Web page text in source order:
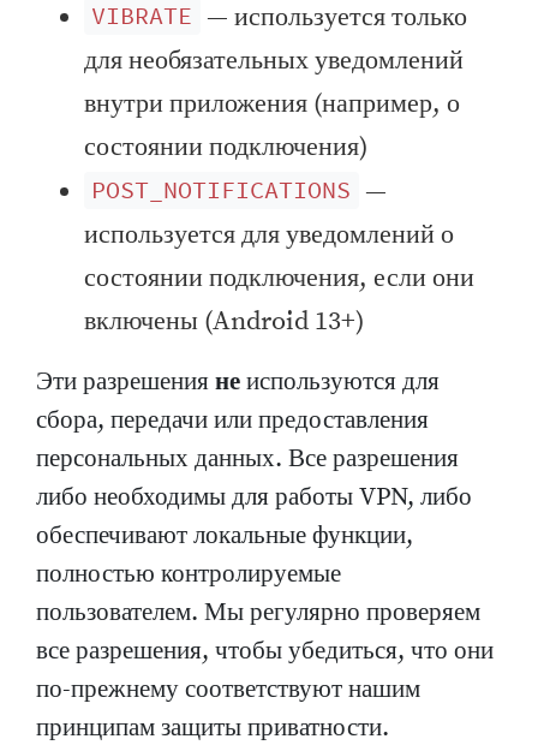
VIBRATE — используется только
для необязательных уведомлений
внутри приложения (например, о
состоянии подключения)
POST_NOTIFICATIONS —
используется для уведомлений о
состоянии подключения, если они
включены (Android 13+)
Эти разрешениянеиспользуются для
сбора, передачи или предоставления
персональных данных. Все разрешения
либо необходимы для работы VPN, либо
обеспечивают локальные функции,
полностью контролируемые
пользователем. Мы регулярно проверяем
все разрешения, чтобы убедиться, что они
по-прежнему соответствуют нашим
принципам защиты приватности.